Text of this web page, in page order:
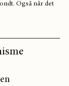
Også når det